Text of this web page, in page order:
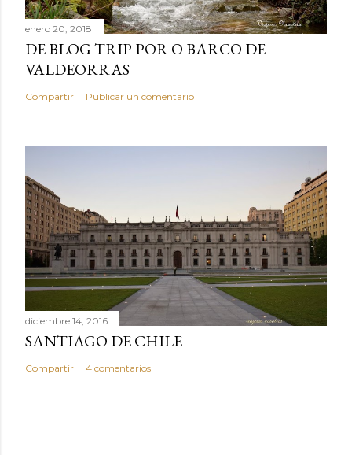
enero 20, 2018
DE BLOG TRIP POR O BARCO DE
VALDEORRAS
Compartir Publicar un comentario
diciembre 14, 2016
SANTIAGO DE CHILE
Compartir 4 comentarios